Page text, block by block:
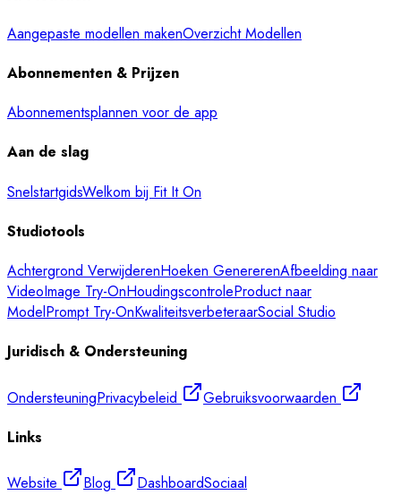
Aangepaste modellen makenOverzicht Modellen
Abonnementen & Prijzen
Abonnementsplannen voor de app
Aan de slag
SnelstartgidsWelkom bij Fit It On
Studiotools
Achtergrond VerwijderenHoeken GenererenAfbeelding naar
VideoImage Try-OnHoudingscontroleProduct naar
ModelPrompt Try-OnKwaliteitsverbeteraarSocial Studio
Juridisch & Ondersteuning
OndersteuningPrivacybeleid
Gebruiksvoorwaarden
Links
Website Blog DashboardSociaal